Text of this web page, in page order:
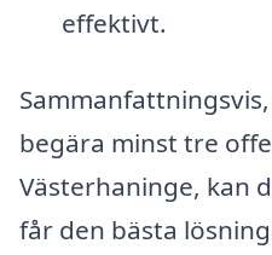
effektivt.
begära minst tre
Västerhaninge, kan
får den bästa